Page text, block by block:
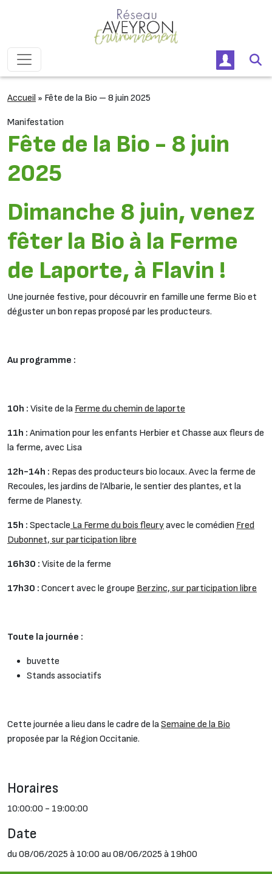
Navigation principale
Accueil » Fête de la Bio – 8 juin 2025
Manifestation
Fête de la Bio - 8 juin
2025
Dimanche 8 juin, venez
fêter la Bio à la Ferme
de Laporte, à Flavin !
Une journée festive, pour découvrir en famille une ferme Bio et
déguster un bon repas proposé par les producteurs.
Au programme :
10h : Visite de la Ferme du chemin de laporte
11h : Animation pour les enfants Herbier et Chasse aux fleurs de
la ferme, avec Lisa
12h-14h : Repas des producteurs bio locaux. Avec la ferme de
Recoules, les jardins de l’Albarie, le sentier des plantes, et la
ferme de Planesty.
15h : Spectacle La Ferme du bois fleuryavec le comédien Fred
Dubonnet, sur participation libre
16h30 : Visite de la ferme
17h30 : Concert avec le groupe Berzinc, sur participation libre
Toute la journée :
buvette
Stands associatifs
Cette journée a lieu dans le cadre de laSemaine de la Bio
proposée par la Région Occitanie.
Horaires
10:00:00 - 19:00:00
Date
du 08/06/2025 à 10:00 au 08/06/2025 à 19h00